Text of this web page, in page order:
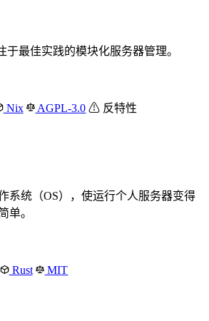
于最佳实践的模块化服务器管理。
Nix AGPL-3.0 ⚠ 反特性
系统（OS），使运行个人服务器变得
单。
Rust MIT